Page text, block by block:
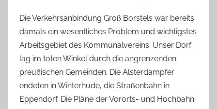
Die Verkehrsanbindung Groß Borstels war bereits
damals ein wesentliches Problem und wichtigstes
Arbeitsgebiet des Kommunalvereins. Unser Dorf
lag im toten Winkel durch die angrenzenden
preußischen Gemeinden. Die Alsterdampfer
endeten in Winterhude, die Straßenbahn in
Eppendorf. Die Pläne der Vororts- und Hochbahn